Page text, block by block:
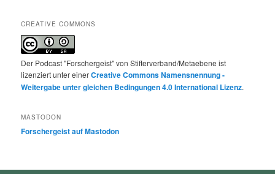
CREATIVE COMMONS
Der Podcast "Forschergeist" von Stifterverband/Metaebene ist
lizenziert unter einerCreative Commons Namensnennung -
Weitergabe unter gleichen Bedingungen 4.0 International Lizenz.
MASTODON
Forschergeist auf Mastodon